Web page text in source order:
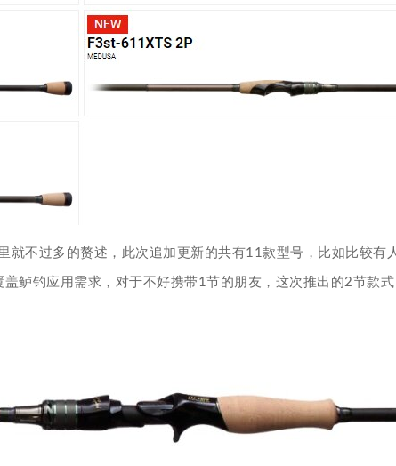
就不过多的赘述，此次追加更新的共有11款型号，比如比较
鲈钓应用需求，对于不好携带1节的朋友，这次推出的2节款